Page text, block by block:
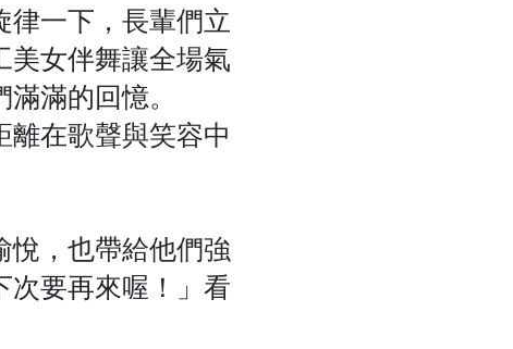
律一下，長輩們立
美女伴舞讓全場氣
滿的回憶。
在歌聲與笑容中
悅，也帶給他們強
次要再來喔！」看